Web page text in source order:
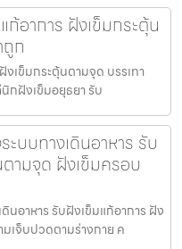
อาการ ฝังเข็มกระตุ้น
ก
เข็มกระตุ้นตามจุด บรรเทา
กฝังเข็มอยุธยา รับ
บบทางเดินอาหาร รับ
ามจุด ฝังเข็มครอบ
อาหาร รับฝังเข็มแก้อาการ ฝัง
มเจ็บปวดตามร่างกาย ค